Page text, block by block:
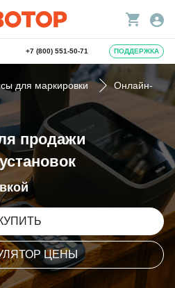
+7 (800) 551-50-71 ПОДДЕРЖКА
для маркировки Онлайн-
продажи
ЦЕНЫ